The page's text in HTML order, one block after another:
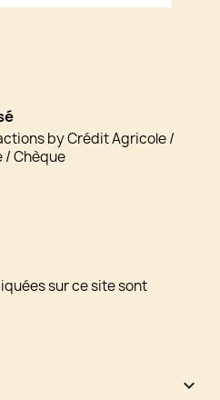
by Crédit Agricole /
/ Chèque
sur ce site sont
